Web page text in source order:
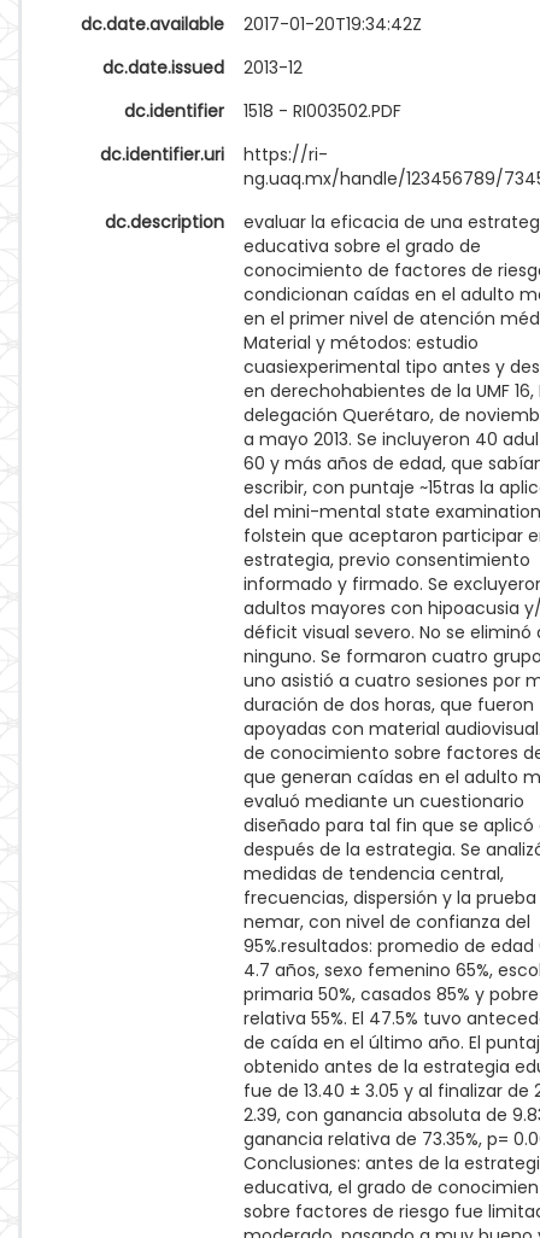
dc.date.available
2017-01-20T19:34:42Z
dc.date.issued
2013-12
dc.identifier
1518 - RI003502.PDF
dc.identifier.uri
https://ri-
ng.uaq.mx/handle/123456789/
dc.description
evaluar la eficacia de una
educativa sobre el grado de
conocimiento de factores de
condicionan caídas en el adulto
en el primer nivel de atención
Material y métodos: estudio
cuasiexperimental tipo antes y
en derechohabientes de la UMF 16,
delegación Querétaro, de
a mayo 2013. Se incluyeron 40
60 y más años de edad, que
escribir, con puntaje ~15tras la
del mini-mental state
folstein que aceptaron participar
estrategia, previo consentimiento
informado y firmado. Se
adultos mayores con hipoacusia
déficit visual severo. No se eliminó
ninguno. Se formaron cuatro
uno asistió a cuatro sesiones por
duración de dos horas, que fueron
apoyadas con material
de conocimiento sobre factores
que generan caídas en el adulto
evaluó mediante un cuestionario
diseñado para tal fin que se aplicó
después de la estrategia. Se
medidas de tendencia central,
frecuencias, dispersión y la
nemar, con nivel de confianza del
95%.resultados: promedio de edad
4.7 años, sexo femenino 65%,
primaria 50%, casados 85% y
relativa 55%. El 47.5% tuvo
de caída en el último año. El
obtenido antes de la estrategia
fue de 13.40 ± 3.05 y al finalizar de
2.39, con ganancia absoluta de
ganancia relativa de 73.35%, p=
Conclusiones: antes de la
educativa, el grado de
sobre factores de riesgo fue